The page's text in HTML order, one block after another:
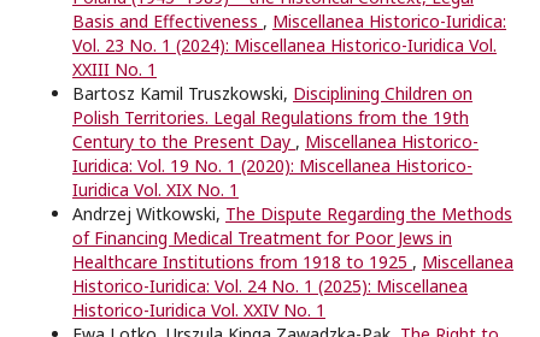
Basis and Effectiveness , Miscellanea Historico-Iuridica:
Vol. 23 No. 1 (2024): Miscellanea Historico-Iuridica Vol.
XXIII No. 1
Bartosz Kamil Truszkowski, Disciplining Children on
Polish Territories. Legal Regulations from the 19th
Century to the Present Day , Miscellanea Historico-
Iuridica: Vol. 19 No. 1 (2020): Miscellanea Historico-
Iuridica Vol. XIX No. 1
Andrzej Witkowski, The Dispute Regarding the Methods
of Financing Medical Treatment for Poor Jews in
Healthcare Institutions from 1918 to 1925 , Miscellanea
Historico-Iuridica: Vol. 24 No. 1 (2025): Miscellanea
Historico-Iuridica Vol. XXIV No. 1